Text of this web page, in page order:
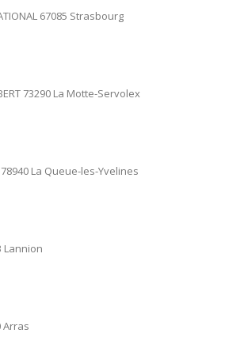
67085 Strasbourg
73290 La Motte-Servolex
78940 La Queue-les-Yvelines
Lannion
Arras